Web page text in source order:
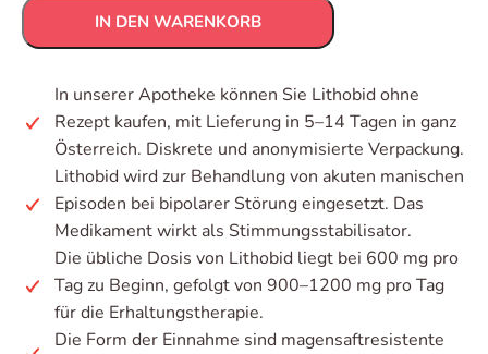
IN DEN WARENKORB
In unserer Apotheke können Sie Lithobid ohne
Rezept kaufen, mit Lieferung in 5–14 Tagen in ganz
Österreich. Diskrete und anonymisierte Verpackung.
Lithobid wird zur Behandlung von akuten manischen
Episoden bei bipolarer Störung eingesetzt. Das
Medikament wirkt als Stimmungsstabilisator.
Die übliche Dosis von Lithobid liegt bei 600 mg pro
Tag zu Beginn, gefolgt von 900–1200 mg pro Tag
für die Erhaltungstherapie.
Die Form der Einnahme sind magensaftresistente